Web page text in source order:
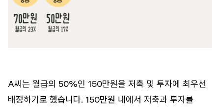
A씨는 월급의 50%인 150만원을 저축 및 투자에 최우선
배정하기로 했습니다. 150만원 내에서 저축과 투자를